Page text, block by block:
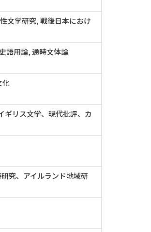
文学研究, 戦後日本におけ
語用論, 通時文体論
化
ギリス文学、現代批評、カ
究、アイルランド地域研